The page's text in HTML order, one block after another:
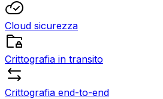
Cloud sicurezza
Crittografia in transito
Crittografia end-to-end